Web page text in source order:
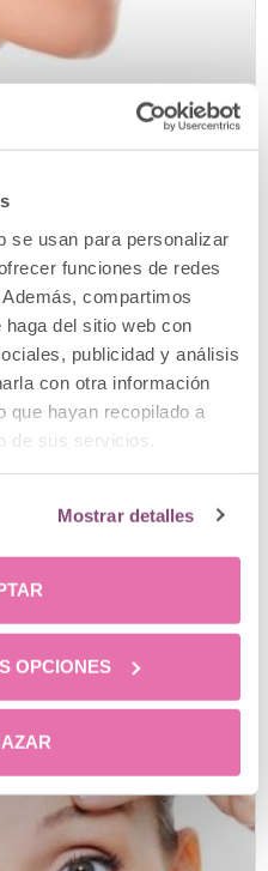
se usan para personalizar
funciones de redes
compartimos
del sitio web con
publicidad y análisis
con otra información
que hayan recopilado a
de sus servicios.
Mostrar detalles
OPCIONES
el cuello sin
no se queda atrás
aunque es una
comentarios